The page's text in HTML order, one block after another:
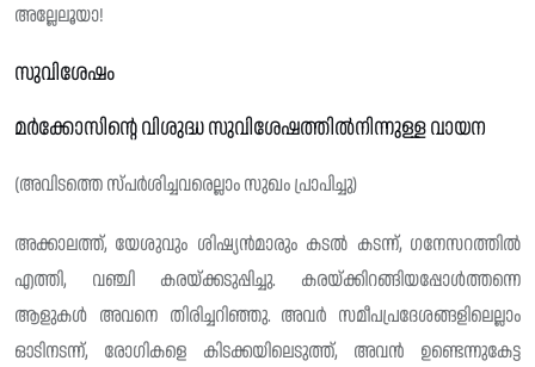
അല്ലേലൂയാ!
സുവിശേഷം
മർക്കോസിന്റെ വിശുദ്ധ സുവിശേഷത്തിൽനിന്നുള്ള വായന
(അവിടത്തെ സ്പർശിച്ചവരെല്ലാം സുഖം പ്രാപിച്ചു)
അക്കാലത്ത്, യേശുവും ശിഷ്യൻമാരും കടൽ കടന്ന്, ഗനേസറത്തിൽ
എത്തി, വഞ്ചി കരയ്ക്കടുപ്പിച്ചു. കരയ്ക്കിറങ്ങിയപ്പോൾത്തന്നെ
ആളുകൾ അവനെ തിരിച്ചറിഞ്ഞു. അവർ സമീപപ്രദേശങ്ങളിലെല്ലാം
ഓടിനടന്ന്, രോഗികളെ കിടക്കയിലെടുത്ത്, അവൻ ഉണ്ടെന്നുകേട്ട